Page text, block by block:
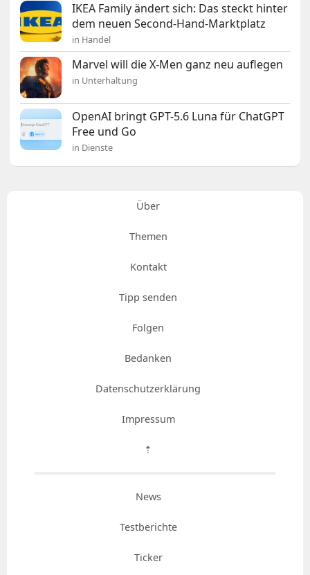
IKEA Family ändert sich: Das steckt hinter
dem neuen Second-Hand-Marktplatz
in Handel
Marvel will die X-Men ganz neu auflegen
in Unterhaltung
OpenAI bringt GPT-5.6 Luna für ChatGPT
Free und Go
in Dienste
Über
Themen
Kontakt
Tipp senden
Folgen
Bedanken
Datenschutzerklärung
Impressum
⇡
News
Testberichte
Ticker